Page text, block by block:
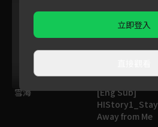
雪海
[Eng Sub]
HIStory1_Stay
Away from Me
立即登入